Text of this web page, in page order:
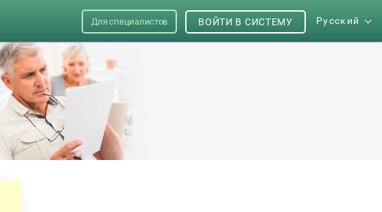
Для специалистов Русский
ВОЙТИ В СИСТЕМУ